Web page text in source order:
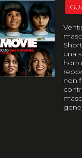
una
non